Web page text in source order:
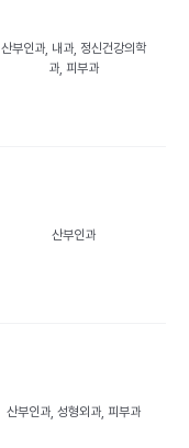
산부인과, 내과, 정신건강의학
과, 피부과
산부인과
산부인과, 성형외과, 피부과